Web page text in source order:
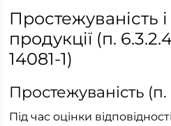
Простежуваність
продукції (п.
14081-1)
Простежуваність (п.
Під час оцінки